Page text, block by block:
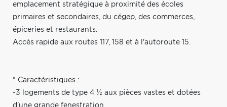
emplacement stratégique à proximité des écoles
primaires et secondaires, du cégep, des commerces,
épiceries et restaurants.
Accès rapide aux routes 117, 158 et à l'autoroute 15.
* Caractéristiques :
-3 logements de type 4 ½ aux pièces vastes et dotées
d'une grande fenestration